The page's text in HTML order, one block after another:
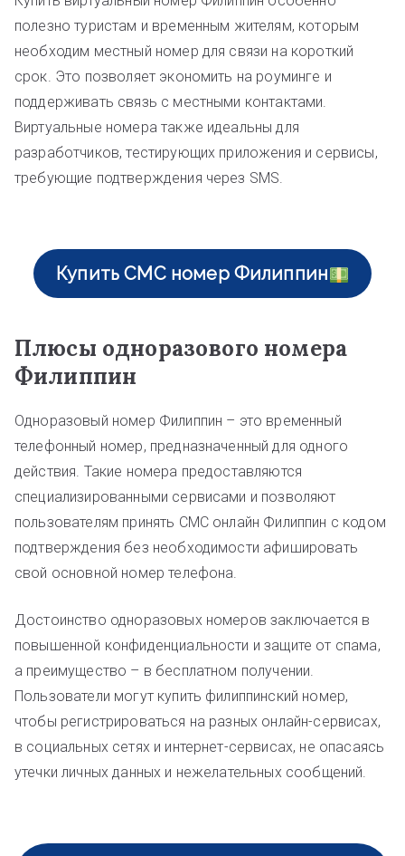
полезно туристам и временным жителям, которым
необходим местный номер для связи на короткий
срок. Это позволяет экономить на роуминге и
поддерживать связь с местными контактами.
Виртуальные номера также идеальны для
разработчиков, тестирующих приложения и сервисы,
требующие подтверждения через SMS.
Купить СМС номер Филиппин
Плюсы одноразового номера
Филиппин
Одноразовый номер Филиппин – это временный
телефонный номер, предназначенный для одного
действия. Такие номера предоставляются
специализированными сервисами и позволяют
пользователям принять СМС онлайн Филиппин с кодом
подтверждения без необходимости афишировать
свой основной номер телефона.
Достоинство одноразовых номеров заключается в
повышенной конфиденциальности и защите от спама,
а преимущество – в бесплатном получении.
Пользователи могут купить филиппинский номер,
чтобы регистрироваться на разных онлайн-сервисах,
в социальных сетях и интернет-сервисах, не опасаясь
утечки личных данных и нежелательных сообщений.